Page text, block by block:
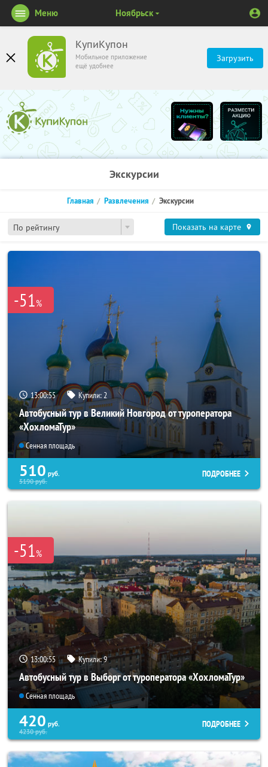
КупиКупон
Мобильное приложение
ещё удобнее
Загрузить
Меню Ноябрьск
Экскурсии
По рейтингу
Главная Развлечения Экскурсии
Показать на карте
-51%
13:00:53 Купили: 2
Автобусный тур в Великий Новгород от туроператора
«ХохломаТур»
Сенная площадь
510 руб.
5190руб.
ПОДРОБНЕЕ
-51%
13:00:53 Купили:9
Автобусный тур в Выборг от туроператора «ХохломаТур»
Сенная площадь
420 руб.
4230руб.
ПОДРОБНЕЕ